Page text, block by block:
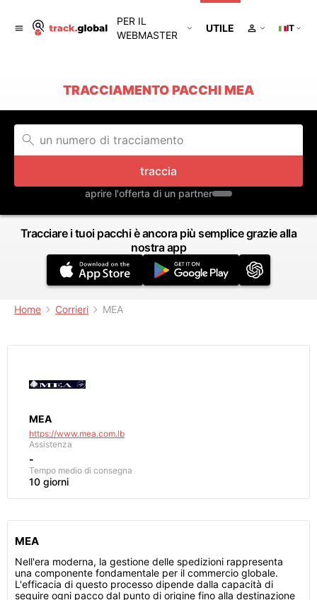
PER IL
WEBMASTER
UTILE IT
TRACCIAMENTO PACCHI MEA
traccia
aprire l'offerta di un partner
Tracciare i tuoi pacchi è ancora più semplice grazie alla
nostra app
Home Corrieri MEA
MEA
https://www.mea.com.lb
Assistenza
-
Tempo medio di consegna
10 giorni
MEA
Nell'era moderna, la gestione delle spedizioni rappresenta
una componente fondamentale per il commercio globale.
L'efficacia di questo processo dipende dalla capacità di
seguire ogni pacco dal punto di origine fino alla destinazione